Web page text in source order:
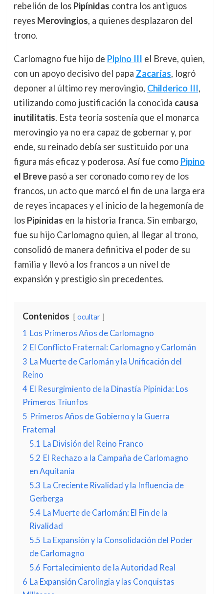
rebelión de los Pipínidas contra los antiguos
reyes Merovingios, a quienes desplazaron del
trono.
Carlomagno fue hijo de Pipino III el Breve, quien,
con un apoyo decisivo del papa Zacarías, logró
deponer al último rey merovingio, Childerico III,
utilizando como justificación la conocida causa
inutilitatis. Esta teoría sostenía que el monarca
merovingio ya no era capaz de gobernar y, por
ende, su reinado debía ser sustituido por una
figura más eficaz y poderosa. Así fue como Pipino
el Brevepasó a ser coronado como rey de los
francos, un acto que marcó el fin de una larga era
de reyes incapaces y el inicio de la hegemonía de
los Pipínidas en la historia franca. Sin embargo,
fue su hijo Carlomagno quien, al llegar al trono,
consolidó de manera definitiva el poder de su
familia y llevó a los francos a un nivel de
expansión y prestigio sin precedentes.
Contenidos ocultar
1 Los Primeros Años de Carlomagno
2 El Conflicto Fraternal: Carlomagno y Carlomán
3 La Muerte de Carlomán y la Unificación del
Reino
4 El Resurgimiento de la Dinastía Pipínida: Los
Primeros Triunfos
5 Primeros Años de Gobierno y la Guerra
Fraternal
5.1 La División del Reino Franco
5.2 El Rechazo a la Campaña de Carlomagno
en Aquitania
5.3 La Creciente Rivalidad y la Influencia de
Gerberga
5.4 La Muerte de Carlomán: El Fin de la
Rivalidad
5.5 La Expansión y la Consolidación del Poder
de Carlomagno
5.6 Fortalecimiento de la Autoridad Real
6 La Expansión Carolingia y las Conquistas